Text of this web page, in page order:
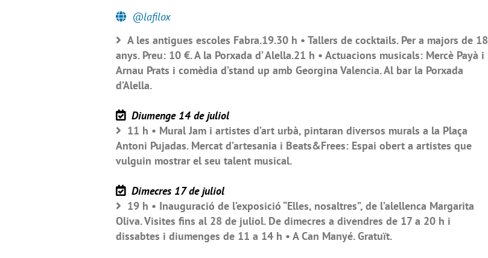
@lafilox
A les antigues escoles Fabra.19.30 h • Tallers de cocktails. Per a majors de 18
anys. Preu: 10 €. A la Porxada d’ Alella.21 h • Actuacions musicals: Mercè Payà i
Arnau Prats i comèdia d’stand up amb Georgina Valencia. Al bar la Porxada
d’Alella.
Diumenge 14 de juliol
11 h • Mural Jam i artistes d’art urbà, pintaran diversos murals a la Plaça
Antoni Pujadas. Mercat d’artesania i Beats&Frees: Espai obert a artistes que
vulguin mostrar el seu talent musical.
Dimecres 17 de juliol
19 h • Inauguració de l’exposició “Elles, nosaltres”, de l’alellenca Margarita
Oliva. Visites fins al 28 de juliol. De dimecres a divendres de 17 a 20 h i
dissabtes i diumenges de 11 a 14 h • A Can Manyé. Gratuït.